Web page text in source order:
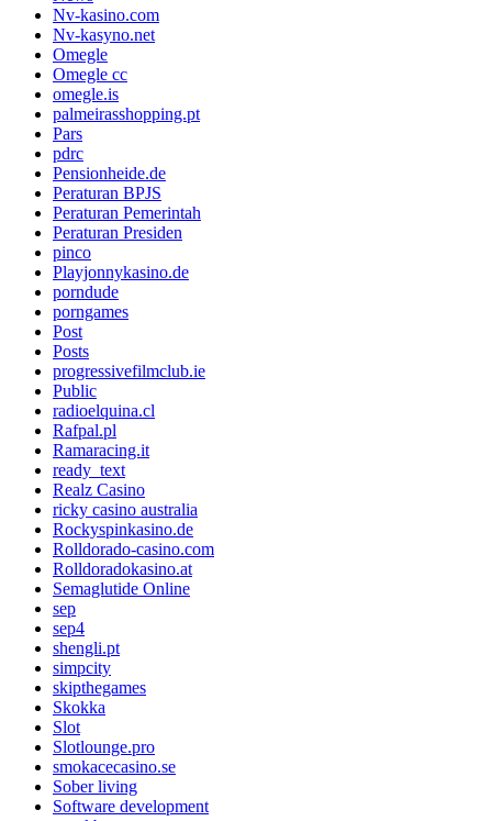
Nv-kasino.com
Nv-kasyno.net
Omegle
Omegle cc
omegle.is
palmeirasshopping.pt
Pars
pdrc
Pensionheide.de
Peraturan BPJS
Peraturan Pemerintah
Peraturan Presiden
pinco
Playjonnykasino.de
porndude
porngames
Post
Posts
progressivefilmclub.ie
Public
radioelquina.cl
Rafpal.pl
Ramaracing.it
ready_text
Realz Casino
ricky casino australia
Rockyspinkasino.de
Rolldorado-casino.com
Rolldoradokasino.at
Semaglutide Online
sep
sep4
shengli.pt
simpcity
skipthegames
Skokka
Slot
Slotlounge.pro
smokacecasino.se
Sober living
Software development